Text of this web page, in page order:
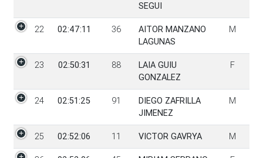
SEGUI
22 02:47:11 36
AITOR MANZANO
LAGUNAS
M
23 02:50:31 88
LAIA GUIU
GONZALEZ
F
24 02:51:25 91
DIEGO ZAFRILLA
JIMENEZ
M
25 02:52:06 11 VICTOR GAVRYA M